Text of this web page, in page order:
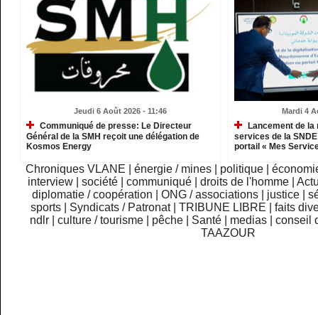
Jeudi 6 Août 2026 - 11:46
Communiqué de presse: Le Directeur
Général de la SMH reçoit une délégation de
Kosmos Energy
Mardi 4
Lancement de
services de la
portail « Mes
Chroniques VLANE énergie / mines politique
interview
|société |communiqué |droits de l'homme |
diplomatie / coopération
ONG / associations justice
sports
Syndicats / Patronat TRIBUNE LIBRE
faits
ndlr
|culture / tourisme pêche Santé medias |conseil
TAAZOUR